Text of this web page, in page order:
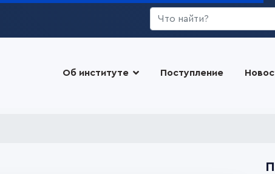
Искать...
Об институте Поступление